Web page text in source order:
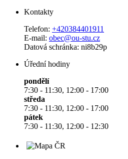
Kontakty
Telefon: +420384401911
E-mail: obec@ou-stu.cz
Datová schránka: ni8b29p
Úřední hodiny
pondělí
7:30 - 11:30, 12:00 - 17:00
středa
7:30 - 11:30, 12:00 - 17:00
pátek
7:30 - 11:30, 12:00 - 12:30